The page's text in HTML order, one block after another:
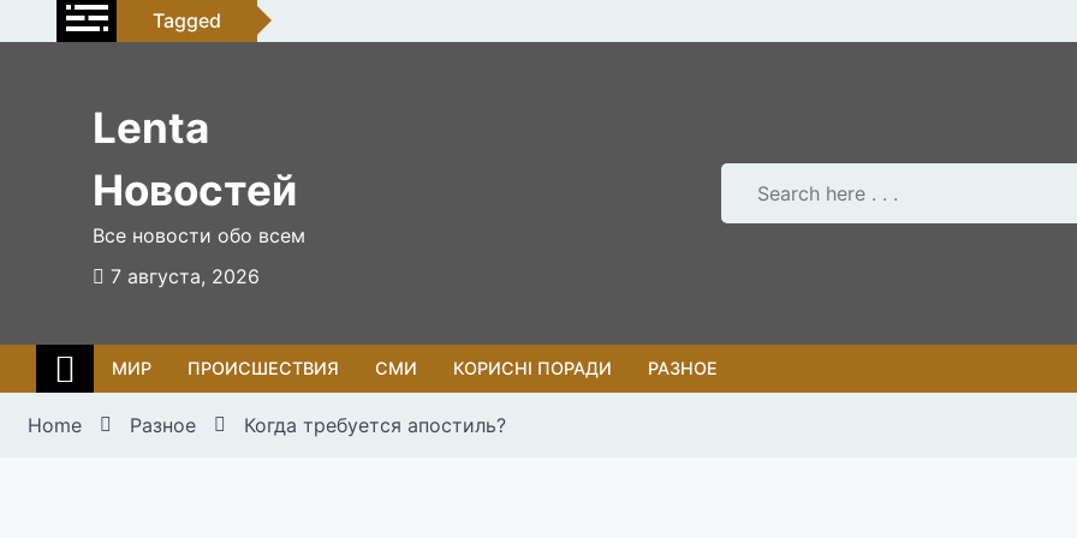
to
Tagged
Lenta
Новостей
Все новости обо всем
7 августа, 2026
МИР ПРОИСШЕСТВИЯ СМИ КОРИСНІ ПОРАДИ РАЗНОЕ
Home Разное Когда требуется апостиль?